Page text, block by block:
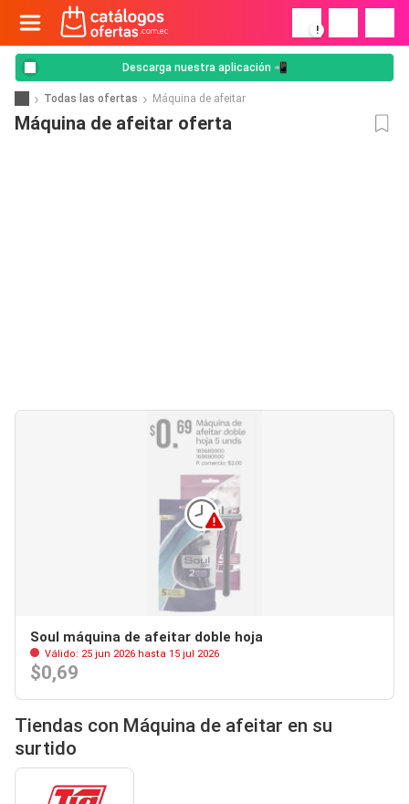
!
Descarga nuestra aplicación 📲
Todas las ofertas Máquina de afeitar
Máquina de afeitar oferta
Soul máquina de afeitar doble hoja
Válido: 25 jun 2026 hasta 15 jul 2026
$0,69
Tiendas con Máquina de afeitar en su
surtido